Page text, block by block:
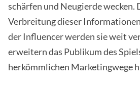
schärfen und Neugierde wecken.
Verbreitung dieser
der Influencer werden sie weit
erweitern das Publikum des
herkömmlichen Marketingwege